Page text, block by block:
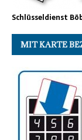
Schlüsseldienst
MIT KARTE